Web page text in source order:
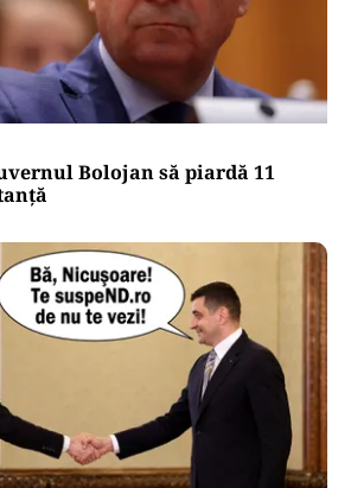
Bolojan să piardă 11